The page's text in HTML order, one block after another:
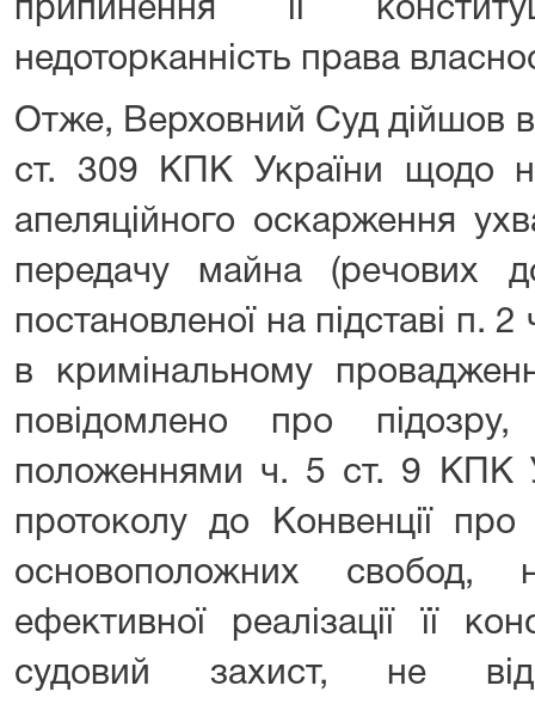
припинення її
недоторканність права
Отже, Верховний Суд дійшов
ст. 309 КПК України щодо
апеляційного оскарження
передачу майна (речових
постановленої на підставі п.
в кримінальному
повідомлено про
положеннями ч. 5 ст. 9 КПК
протоколу до Конвенції
основоположних свобод,
ефективної реалізації її
судовий захист, не